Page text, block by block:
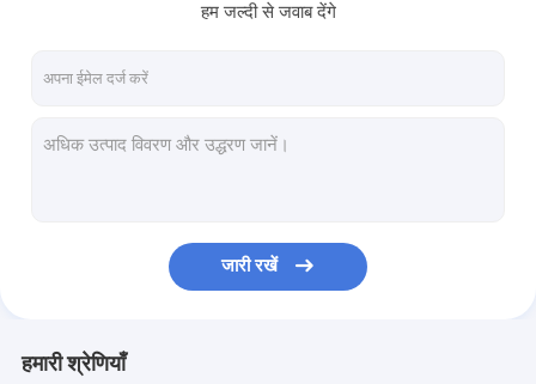
हम जल्दी से जवाब देंगे
जारी रखें
हमारी श्रेणियाँ